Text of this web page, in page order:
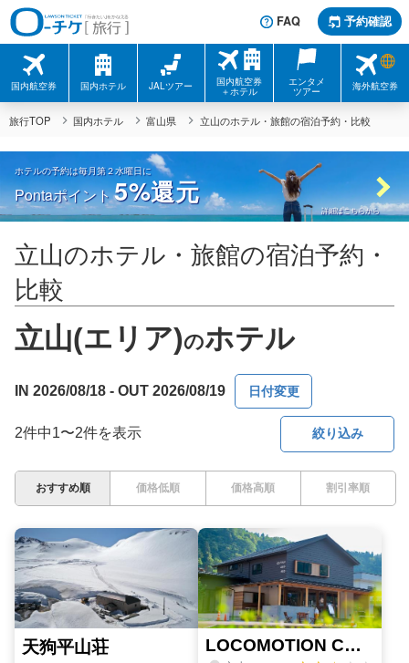
FAQ 予約確認
国内航空券 国内ホテル JALツアー 国内航空券
＋ホテル
エンタメ
ツアー 海外航空券
旅行TOP 国内ホテル 富山県 立山のホテル・旅館の宿泊予約・比較
ホテルの予約は毎月第２水曜日に
Pontaポイント5%還元
詳細はこちらから
立山のホテル・旅館の宿泊予約・
比較
立山(エリア)